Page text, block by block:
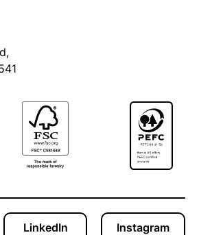
LinkedIn Instagram